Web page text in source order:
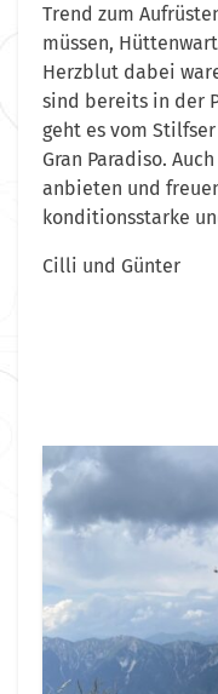
Trend zum
müssen,
Herzblut dabei
sind bereits in der
geht es vom
Gran Paradiso.
anbieten und
konditionsstarke
Cilli und Günter